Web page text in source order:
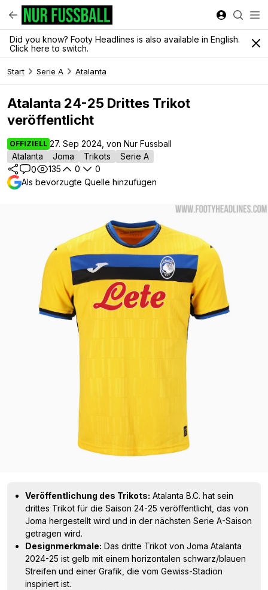
Did you know? Footy Headlines is also available in English.
Click here to switch.
Start Serie A Atalanta
Atalanta 24-25 Drittes Trikot
veröffentlicht
OFFIZIELL 27. Sep 2024, von Nur Fussball
Atalanta
Joma Trikots
Serie A
0
135 0
0
Als bevorzugte Quelle hinzufügen
Veröffentlichung des Trikots: Atalanta B.C. hat sein
drittes Trikot für die Saison 24-25 veröffentlicht, das von
Joma hergestellt wird und in der nächsten Serie A-Saison
getragen wird.
Designmerkmale: Das dritte Trikot von Joma Atalanta
2024-25 ist gelb mit einem horizontalen schwarz/blauen
Streifen und einer Grafik, die vom Gewiss-Stadion
inspiriert ist.